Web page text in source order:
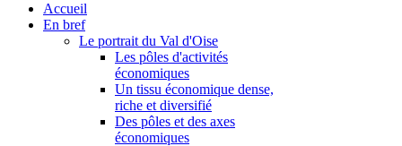
Accueil
En bref
Le portrait du Val d'Oise
Les pôles d'activités
économiques
Un tissu économique dense,
riche et diversifié
Des pôles et des axes
économiques